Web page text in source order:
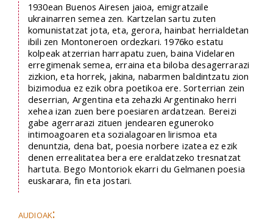
1930ean Buenos Airesen jaioa, emigratzaile
ukrainarren semea zen. Kartzelan sartu zuten
komunistatzat jota, eta, gerora, hainbat herrialdetan
ibili zen Montoneroen ordezkari. 1976ko estatu
kolpeak atzerrian harrapatu zuen, baina Videlaren
erregimenak semea, erraina eta biloba desagerrarazi
zizkion, eta horrek, jakina, nabarmen baldintzatu zion
bizimodua ez ezik obra poetikoa ere. Sorterrian zein
deserrian, Argentina eta zehazki Argentinako herri
xehea izan zuen bere poesiaren ardatzean. Bereizi
gabe agerrarazi zituen jendearen eguneroko
intimoagoaren eta sozialagoaren lirismoa eta
denuntzia, dena bat, poesia norbere izatea ez ezik
denen errealitatea bera ere eraldatzeko tresnatzat
hartuta. Bego Montoriok ekarri du Gelmanen poesia
euskarara, fin eta jostari.
audioak: